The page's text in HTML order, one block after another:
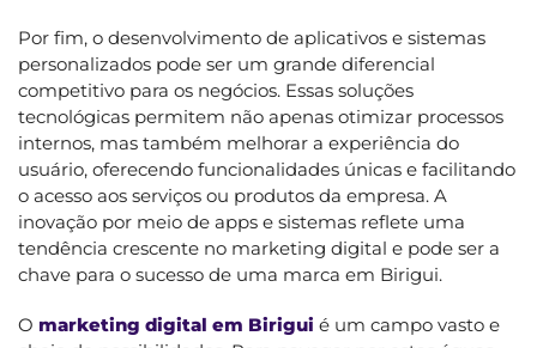
Por fim, o desenvolvimento de aplicativos e sistemas
personalizados pode ser um grande diferencial
competitivo para os negócios. Essas soluções
tecnológicas permitem não apenas otimizar processos
internos, mas também melhorar a experiência do
usuário, oferecendo funcionalidades únicas e facilitando
o acesso aos serviços ou produtos da empresa. A
inovação por meio de apps e sistemas reflete uma
tendência crescente no marketing digital e pode ser a
chave para o sucesso de uma marca em Birigui.
O marketing digital em Birigui é um campo vasto e